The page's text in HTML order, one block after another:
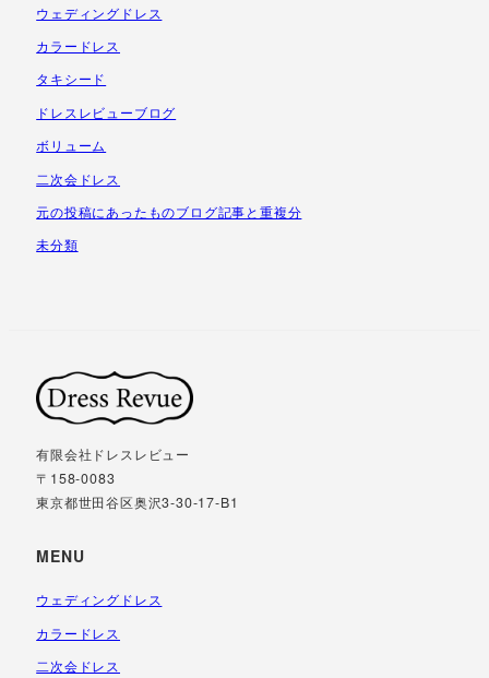
ウェディングドレス
カラードレス
タキシード
ドレスレビューブログ
ボリューム
二次会ドレス
元の投稿にあったものブログ記事と重複分
未分類
有限会社ドレスレビュー
〒158-0083
東京都世田谷区奥沢3-30-17-B1
MENU
ウェディングドレス
カラードレス
二次会ドレス